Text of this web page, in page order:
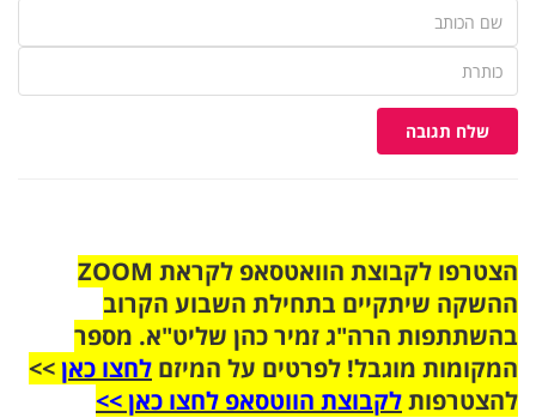
שלח תגובה
הצטרפו לקבוצת הוואטסאפ לקראת ZOOM
ההשקה שיתקיים בתחילת השבוע הקרוב
בהשתתפות הרה"ג זמיר כהן שליט"א. מספר
המקומות מוגבל! לפרטים על המיזם לחצו כאן>>
להצטרפותלקבוצת הווטסאפ לחצו כאן >>